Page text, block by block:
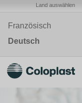
Land auswählen
Französisch
Deutsch